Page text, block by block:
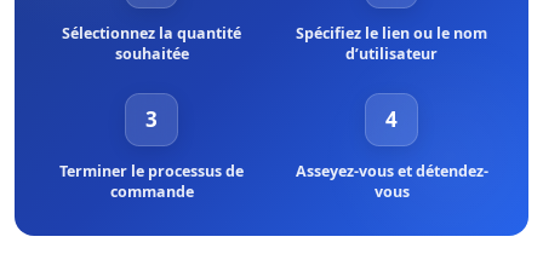
Sélectionnez la quantité
souhaitée
Spécifiez le lien ou le nom
d’utilisateur
3
Terminer le processus de
commande
4
Asseyez-vous et détendez-
vous